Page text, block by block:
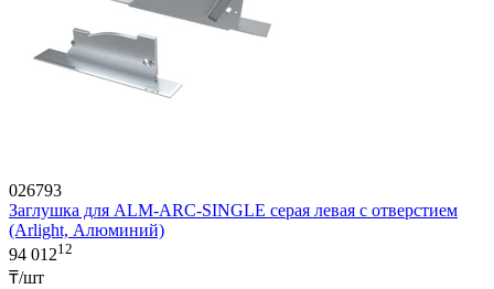
026793
Заглушка для ALM-ARC-SINGLE серая левая с отверстием
(Arlight, Алюминий)
94 01212
₸/шт